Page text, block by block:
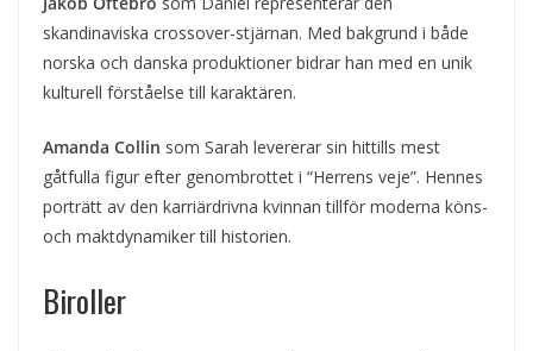
skandinaviska crossover-stjärnan. Med bakgrund i både
norska och danska produktioner bidrar han med en unik
kulturell förståelse till karaktären.
Amanda Collin som Sarah levererar sin hittills mest
gåtfulla figur efter genombrottet i “Herrens veje”. Hennes
porträtt av den karriärdrivna kvinnan tillför moderna köns-
och maktdynamiker till historien.
Biroller